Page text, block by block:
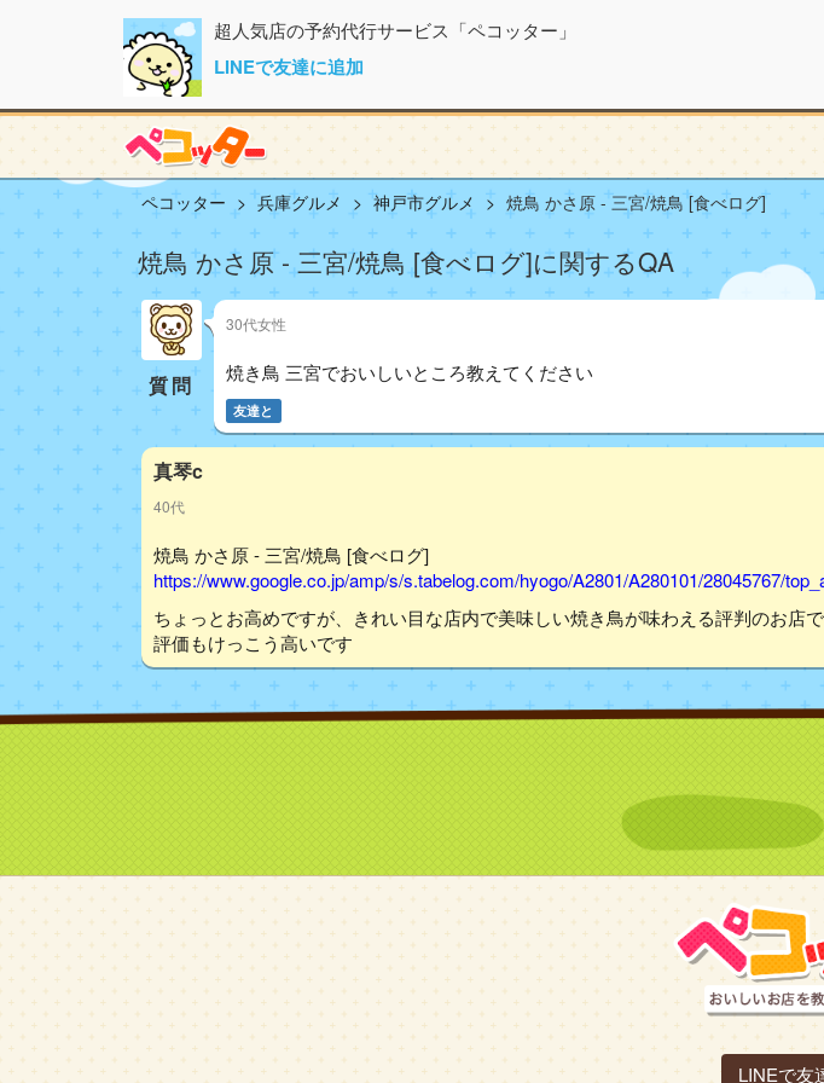
超人気店の予約代行サービス「ペコッター」
LINEで友達に追加
ペコッター 兵庫グルメ 神戸市グルメ 焼鳥 かさ原 - 三宮/焼鳥 [食べログ]
焼鳥 かさ原 - 三宮/焼鳥 [食べログ]に関するQA
質問
30代女性
焼き鳥 三宮でおいしいところ教えてください
友達と
真琴c
40代
焼鳥 かさ原 - 三宮/焼鳥 [食べログ]
https://www.google.co.jp/amp/s/s.tabelog.com/hyogo/A2801/A280101/28045767/
ちょっとお高めですが、きれい目な店内で美味しい焼き鳥が味わえる評判のお店
評価もけっこう高いです
LINEで友